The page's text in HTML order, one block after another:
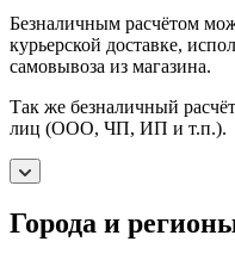
Безналичным расчётом
курьерской доставке,
самовывоза из магазина.
Так же безналичный
лиц (ООО, ЧП, ИП и т.п.).
Города и